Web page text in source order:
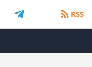
RSS